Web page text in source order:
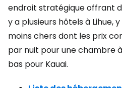
endroit stratégique offrant
y a plusieurs hôtels à Lihue,
moins chers dont les prix
par nuit pour une chambre
bas pour Kauai.